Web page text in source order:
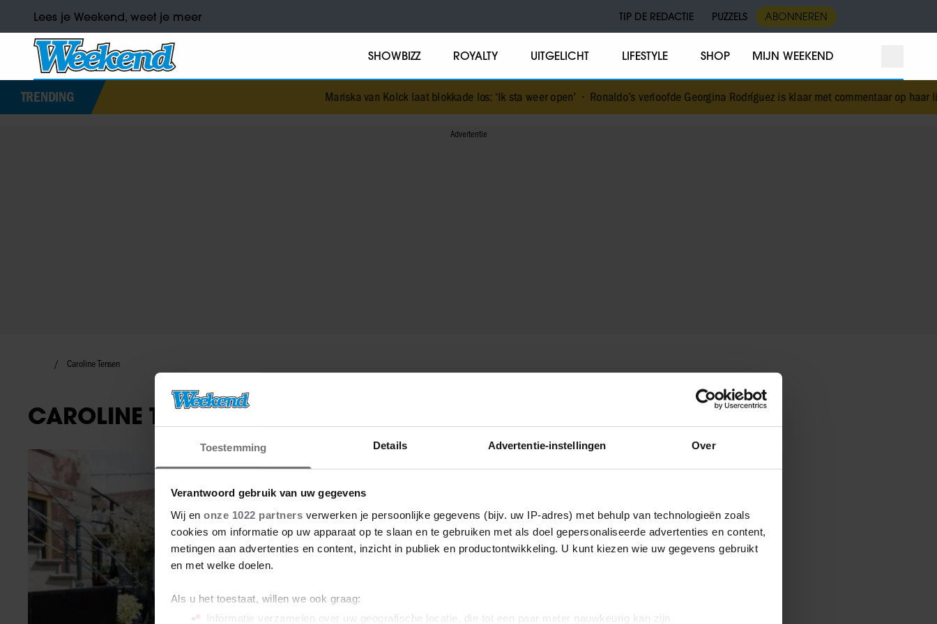
Toestemming Details Advertentie-instellingen Over
Verantwoord gebruik van uw gegevens
Wij en onze 1022 partners verwerken je persoonlijke gegevens (bijv. uw IP-adres) met behulp van technologieën zoals
cookies om informatie op uw apparaat op te slaan en te gebruiken met als doel gepersonaliseerde advertenties en content,
metingen aan advertenties en content, inzicht in publiek en productontwikkeling. U kunt kiezen wie uw gegevens gebruikt
en met welke doelen.
Als u het toestaat, willen we ook graag:
Informatie verzamelen over uw geografische locatie, die tot een paar meter nauwkeurig kan zijn
Lees je Weekend, weet je meer TIP DE REDACTIE PUZZELS ABONNEREN
SHOWBIZZ ROYALTY UITGELICHT LIFESTYLE SHOP MIJN WEEKEND
TRENDING Mariska van Kolck laat blokkade los: ‘Ik sta weer open’•Ronaldo’s verloofde Georgina Rodríguez is klaar met commentaar op haar
Caroline Tensen
CAROLINE TENSEN